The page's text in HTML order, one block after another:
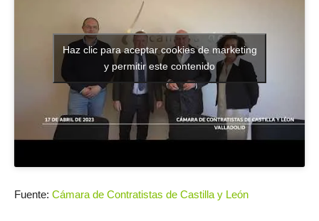
Haz clic para aceptar cookies de marketing
y permitir este contenido
Fuente: Cámara de Contratistas de Castilla y León